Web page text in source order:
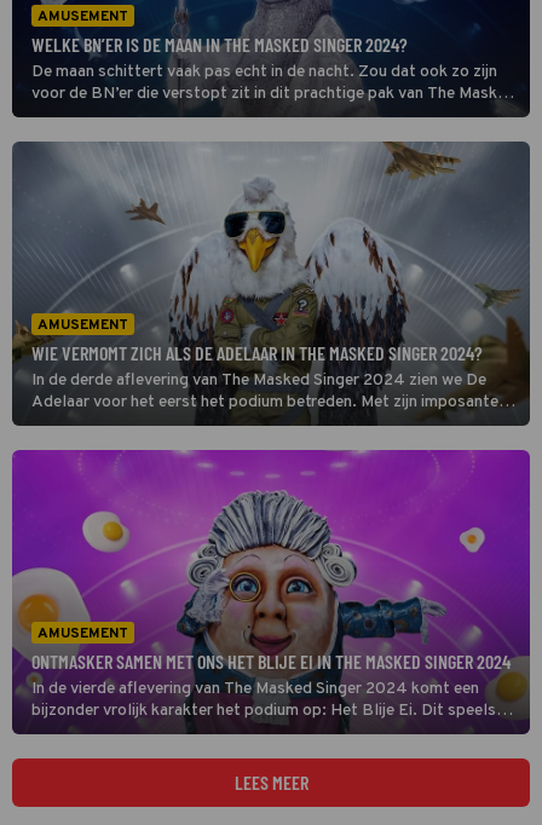
AMUSEMENT
WELKE BN’ER IS DE MAAN IN THE MASKED SINGER 2024?
De maan schittert vaak pas echt in de nacht. Zou dat ook zo zijn
voor de BN’er die verstopt zit in dit prachtige pak van The Masked
Singer 2024? In dit overzicht vind je alle hints en aanwijzingen.
[ONTHULD]
AMUSEMENT
WIE VERMOMT ZICH ALS DE ADELAAR IN THE MASKED SINGER 2024?
In de derde aflevering van The Masked Singer 2024 zien we De
Adelaar voor het eerst het podium betreden. Met zijn imposante
verschijning en krachtige uitstraling is dit pak er eentje dat meteen
indruk maakt. Maar de vraag blijft: welke BN’er vliegt hier in het
rond? [ONTHULD]
AMUSEMENT
ONTMASKER SAMEN MET ONS HET BLIJE EI IN THE MASKED SINGER 2024
In de vierde aflevering van The Masked Singer 2024 komt een
bijzonder vrolijk karakter het podium op: Het Blije Ei. Dit speelse
figuur met een opvallend kapsel in de stijl van Lodewijk XVI steelt
meteen de show. Maar om welke BN'er gaat het hier eigenlijk?
LEES MEER